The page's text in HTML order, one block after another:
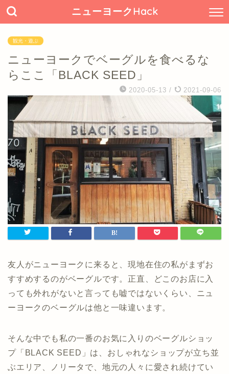
ニューヨークHack
観光・遊ぶ
ニューヨークでベーグルを食べるな
らここ「BLACK SEED」
2020-05-13 / 2021-09-06
友人がニューヨークに来ると、現地在住の私がまずお
すすめするのがベーグルです。正直、どこのお店に入
っても外れがないと言っても嘘ではないくらい、ニュ
ーヨークのベーグルは他と一味違います。
そんな中でも私の一番のお気に入りのベーグルショッ
プ「BLACK SEED」は、おしゃれなショップが立ち並
ぶエリア、ノリータで、地元の人々に愛され続けてい